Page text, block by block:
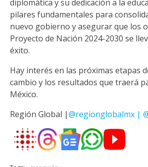
diplomática y su dedicación a la
pilares fundamentales para
nuevo gobierno y asegurar que los
Proyecto de Nación 2024-2030 se
éxito.
Hay interés en las próximas etapas
cambio y los resultados que traerá
México.
Región Global |@regionglobalmx |